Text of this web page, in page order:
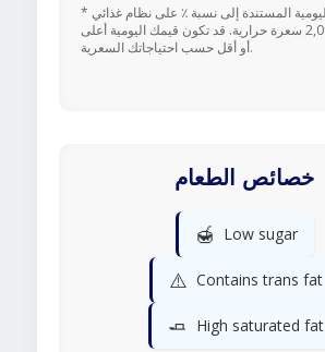
* تعتمد القيم اليومية المستندة إلى نسبة ٪ على نظام غذائي
يحتوي على 2,000 سعرة حرارية. قد تكون قيمك اليومية أعلى
أو أقل حسب احتياجاتك السعرية.
خصائص الطعام
🍯 Low sugar
⚠️ Contains trans fat
🧈 High saturated fat